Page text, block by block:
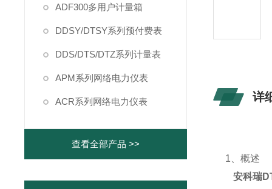
ADF300多用户计量箱
DDSY/DTSY系列预付费表
DDS/DTS/DTZ系列计量表
APM系列网络电力仪表
ACR系列网络电力仪表
查看全部产品 >>
详
1、概述
安科瑞